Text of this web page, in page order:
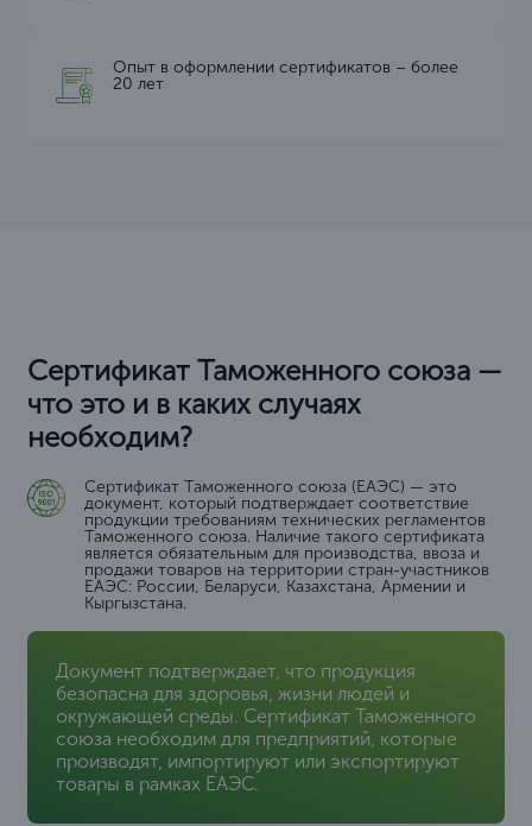
Опыт в оформлении сертификатов – более
20 лет
Сертификат Таможенного союза —
что это и в каких случаях
необходим?
Сертификат Таможенного союза (ЕАЭС) — это
документ, который подтверждает соответствие
продукции требованиям технических регламентов
Таможенного союза. Наличие такого сертификата
является обязательным для производства, ввоза и
продажи товаров на территории стран-участников
ЕАЭС: России, Беларуси, Казахстана, Армении и
Кыргызстана.
Документ подтверждает, что продукция
безопасна для здоровья, жизни людей и
окружающей среды. Сертификат Таможенного
союза необходим для предприятий, которые
производят, импортируют или экспортируют
товары в рамках ЕАЭС.